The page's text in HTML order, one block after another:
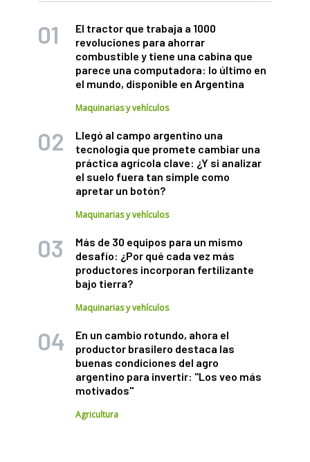
El tractor que trabaja a 1000
revoluciones para ahorrar
combustible y tiene una cabina que
parece una computadora: lo último en
el mundo, disponible en Argentina
Maquinarias y vehículos
Llegó al campo argentino una
tecnología que promete cambiar una
práctica agrícola clave: ¿Y si analizar
el suelo fuera tan simple como
apretar un botón?
Maquinarias y vehículos
Más de 30 equipos para un mismo
desafío: ¿Por qué cada vez más
productores incorporan fertilizante
bajo tierra?
Maquinarias y vehículos
En un cambio rotundo, ahora el
productor brasilero destaca las
buenas condiciones del agro
argentino para invertir: "Los veo más
motivados"
Agricultura